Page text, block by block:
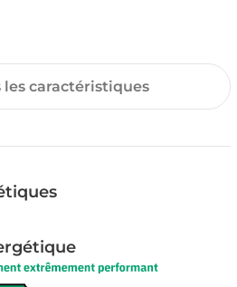
les caractéristiques